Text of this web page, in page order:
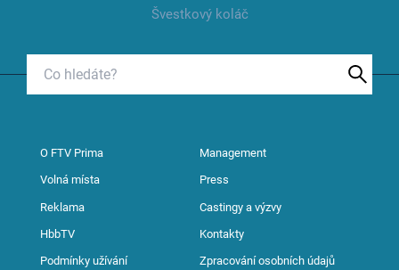
Švestkový koláč
O FTV Prima Management
Volná místa Press
Reklama Castingy a výzvy
HbbTV Kontakty
Podmínky užívání Zpracování osobních údajů